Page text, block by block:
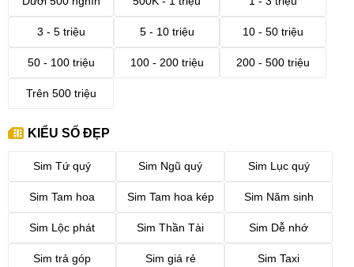
3 - 5 triệu 5 - 10 triệu 10 - 50 triệu
50 - 100 triệu 100 - 200 triệu 200 - 500 triệu
Trên 500 triệu
KIỂU SỐ ĐẸP
Sim Tứ quý Sim Ngũ quý Sim Lục quý
Sim Tam hoa Sim Tam hoa kép Sim Năm sinh
Sim Lộc phát Sim Thần Tài Sim Dễ nhớ
Sim trả góp Sim giá rẻ Sim Taxi